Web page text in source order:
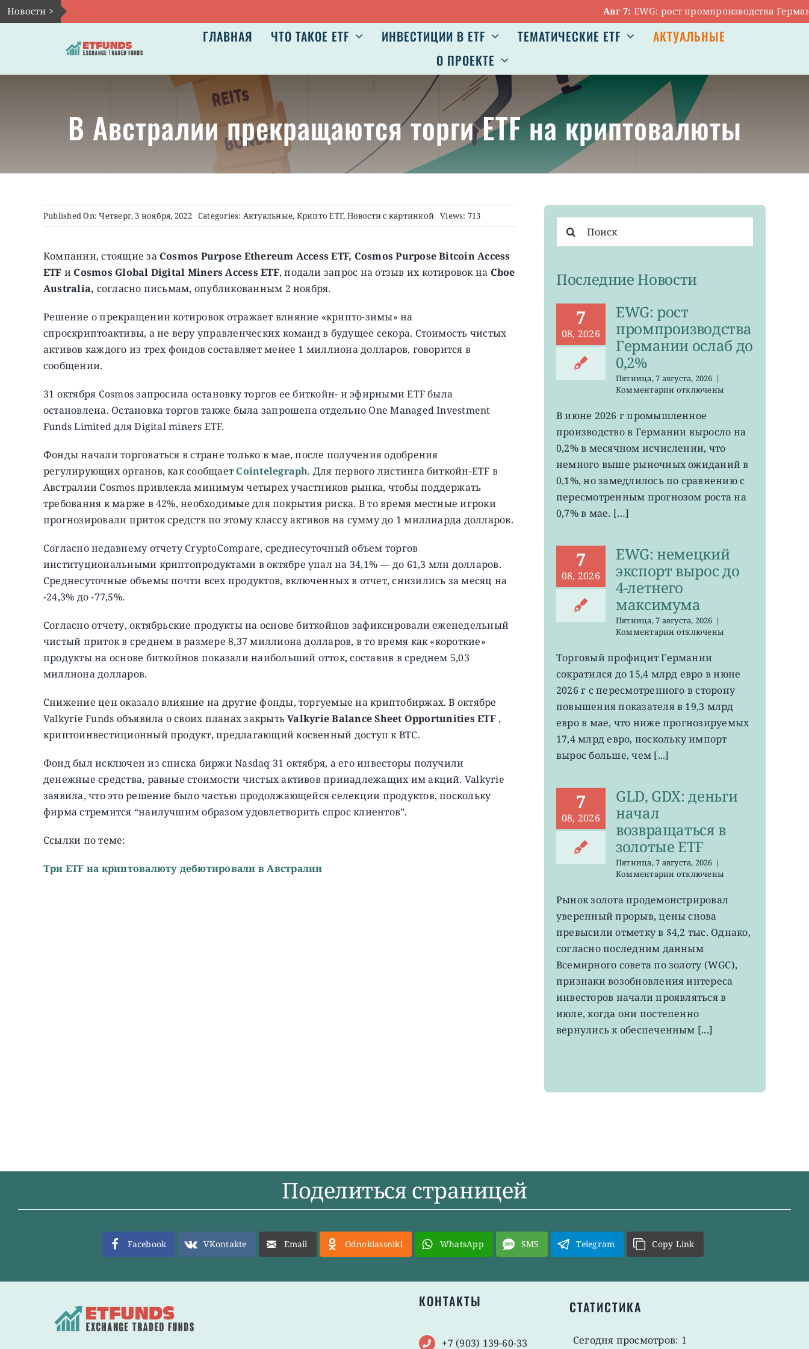
Skip
to
Новости > Авг 7:EWG: рост промпроизводства Германии
ГЛАВНАЯ ЧТО ТАКОЕ ETF ИНВЕСТИЦИИ В ETF ТЕМАТИЧЕСКИЕ ETF
АКТУАЛЬНЫЕ
О ПРОЕКТЕ
В Австралии прекращаются торги ETF на криптовалюты
Published On: Четверг, 3 ноября, 2022 Categories: Актуальные, Крипто ETF, Новости с картинкой Views: 713
Компании, стоящие за Cosmos Purpose Ethereum Access ETF, Cosmos Purpose Bitcoin Access
ETF и Cosmos Global Digital Miners Access ETF, подали запрос на отзыв их котировок на Cboe
Australia, согласно письмам, опубликованным 2 ноября.
Решение о прекращении котировок отражает влияние «крипто-зимы» на
спроскриптоактивы, а не веру управленческих команд в будущее секора. Стоимость чистых
активов каждого из трех фондов составляет менее 1 миллиона долларов, говорится в
сообщении.
31 октября Cosmos запросила остановку торгов ее биткойн- и эфирными ETF была
остановлена. Остановка торгов также была запрошена отдельно One Managed Investment
Funds Limited для Digital miners ETF.
Фонды начали торговаться в стране только в мае, после получения одобрения
регулирующих органов, как сообщает Cointelegraph. Для первого листинга биткойн-ETF в
Австралии Cosmos привлекла минимум четырех участников рынка, чтобы поддержать
требования к марже в 42%, необходимые для покрытия риска. В то время местные игроки
прогнозировали приток средств по этому классу активов на сумму до 1 миллиарда долларов.
Согласно недавнему отчету CryptoCompare, среднесуточный объем торгов
институциональными криптопродуктами в октябре упал на 34,1% — до 61,3 млн долларов.
Среднесуточные объемы почти всех продуктов, включенных в отчет, снизились за месяц на
-24,3% до -77,5%.
Согласно отчету, октябрьские продукты на основе биткойнов зафиксировали еженедельный
чистый приток в среднем в размере 8,37 миллиона долларов, в то время как «короткие»
продукты на основе биткойнов показали наибольший отток, составив в среднем 5,03
миллиона долларов.
Снижение цен оказало влияние на другие фонды, торгуемые на криптобиржах. В октябре
Valkyrie Funds объявила о своих планах закрытьValkyrie Balance Sheet Opportunities ETF,
криптоинвестиционный продукт, предлагающий косвенный доступ к BTC.
Фонд был исключен из списка биржи Nasdaq 31 октября, а его инвесторы получили
денежные средства, равные стоимости чистых активов принадлежащих им акций. Valkyrie
заявила, что это решение было частью продолжающейся селекции продуктов, поскольку
фирма стремится “наилучшим образом удовлетворить спрос клиентов”.
Ссылки по теме:
Три ETF на криптовалюту дебютировали в Австралии
поиска:
Последние Новости
7
08, 2026
EWG: рост
промпроизводства
Германии ослаб до
0,2%
Пятница, 7 августа, 2026 |
Комментариик
EWG:
рост
промпроизводства
Германии
до
0,2%
отключены
В июне 2026 г промышленное
производство в Германии выросло на
0,2% в месячном исчислении, что
немного выше рыночных ожиданий в
0,1%, но замедлилось по сравнению с
пересмотренным прогнозом роста на
0,7% в мае. […]
7
08, 2026
EWG: немецкий
экспорт вырос до
4-летнего
максимума
Пятница, 7 августа, 2026 |
Комментариик
EWG:
немецкий
экспорт
вырос
4-
летнего
отключены
Торговый профицит Германии
сократился до 15,4 млрд евро в июне
2026 г с пересмотренного в сторону
повышения показателя в 19,3 млрд
евро в мае, что ниже прогнозируемых
17,4 млрд евро, поскольку импорт
вырос больше, чем [...]
7
08, 2026
GLD, GDX: деньги
начал
возвращаться в
золотые ETF
Пятница, 7 августа, 2026 |
Комментариик
GLD,
GDX:
деньги
начал
в
золотые
отключены
Рынок золота продемонстрировал
уверенный прорыв, цены снова
превысили отметку в $4,2 тыс. Однако,
согласно последним данным
Всемирного совета по золоту (WGC),
признаки возобновления интереса
инвесторов начали проявляться в
июле, когда они постепенно
вернулись к обеспеченным [...]
Поделиться страницей
Facebook VKontakte Email Odnoklassniki WhatsApp SMS Telegram Copy Link
КОНТАКТЫ
+7 (903) 139-60-33
СТАТИСТИКА
Сегодня просмотров: 1